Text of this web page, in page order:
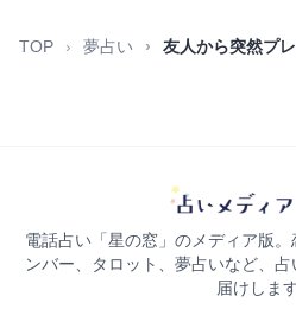
TOP 夢占い 友人から突然プ
電話占い「星の窓」のメディア版
ンバー、タロット、夢占いなど、
届けします